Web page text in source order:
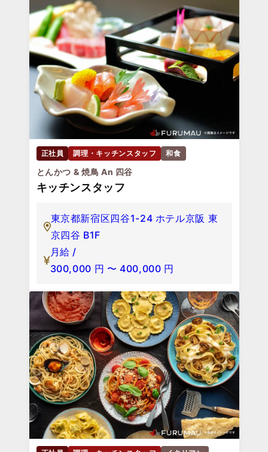
正社員 調理・キッチンスタッフ 和食
とんかつ & 焼鳥 An 四谷
キッチンスタッフ
東京都新宿区四谷1-24 ホテル京阪 東
京四谷 B1F
月給 /
300,000 円 〜 400,000 円